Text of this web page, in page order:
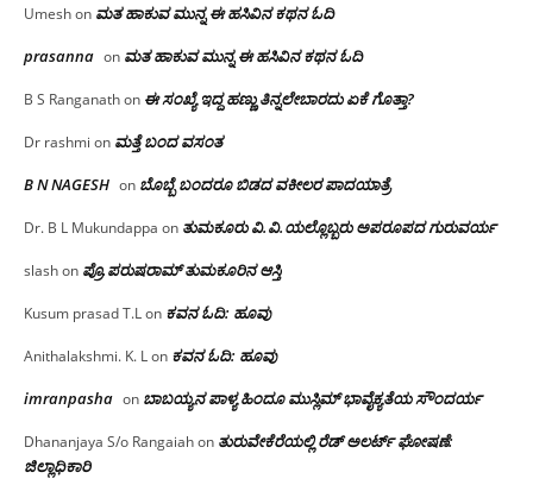
Umeshon ಮತ ಹಾಕುವ ಮುನ್ನ ಈ ಹಸಿವಿನ ಕಥನ ಓದಿ
prasanna on ಮತ ಹಾಕುವ ಮುನ್ನ ಈ ಹಸಿವಿನ ಕಥನ ಓದಿ
B S Ranganathon ಈ ಸಂಖ್ಯೆ ಇದ್ದ ಹಣ್ಣು ತಿನ್ನಲೇಬಾರದು ಏಕೆ ಗೊತ್ತಾ?
Dr rashmi on ಮತ್ತೆ ಬಂದ ವಸಂತ
B N NAGESH on ಬೊಬ್ಬೆ ಬಂದರೂ ಬಿಡದ ವಕೀಲರ ಪಾದಯಾತ್ರೆ
Dr. B L Mukundappa on ತುಮಕೂರು‌ ವಿ.ವಿ.ಯಲ್ಲೊಬ್ಬರು ಅಪರೂಪದ ಗುರುವರ್ಯ
slashon ಪ್ರೊ.ಪರುಷರಾಮ್ ತುಮಕೂರಿನ ಆಸ್ತಿ
Kusum prasad T.Lon ಕವನ ಓದಿ: ಹೂವು
Anithalakshmi. K. Lon ಕವನ ಓದಿ: ಹೂವು
imranpasha on ಬಾಬಯ್ಯನ ಪಾಳ್ಯ ಹಿಂದೂ ಮುಸ್ಲಿಮ್ ಭಾವೈಕ್ಯತೆಯ ಸೌಂದರ್ಯ
Dhananjaya S/o Rangaiahon ತುರುವೇಕೆರೆಯಲ್ಲಿ ರೆಡ್ ಅಲರ್ಟ್ ಘೋಷಣೆ:
ಜಿಲ್ಲಾಧಿಕಾರಿ